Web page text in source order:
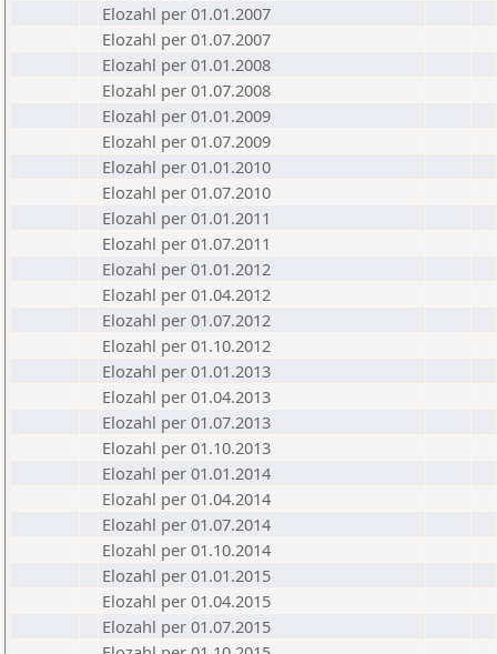
Elozahl per 01.01.2007
Elozahl per 01.07.2007
Elozahl per 01.01.2008
Elozahl per 01.07.2008
Elozahl per 01.01.2009
Elozahl per 01.07.2009
Elozahl per 01.01.2010
Elozahl per 01.07.2010
Elozahl per 01.01.2011
Elozahl per 01.07.2011
Elozahl per 01.01.2012
Elozahl per 01.04.2012
Elozahl per 01.07.2012
Elozahl per 01.10.2012
Elozahl per 01.01.2013
Elozahl per 01.04.2013
Elozahl per 01.07.2013
Elozahl per 01.10.2013
Elozahl per 01.01.2014
Elozahl per 01.04.2014
Elozahl per 01.07.2014
Elozahl per 01.10.2014
Elozahl per 01.01.2015
Elozahl per 01.04.2015
Elozahl per 01.07.2015